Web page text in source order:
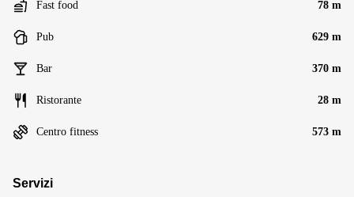
Fast food 78 m
Pub 629 m
Bar 370 m
Ristorante 28 m
Centro fitness 573 m
Servizi